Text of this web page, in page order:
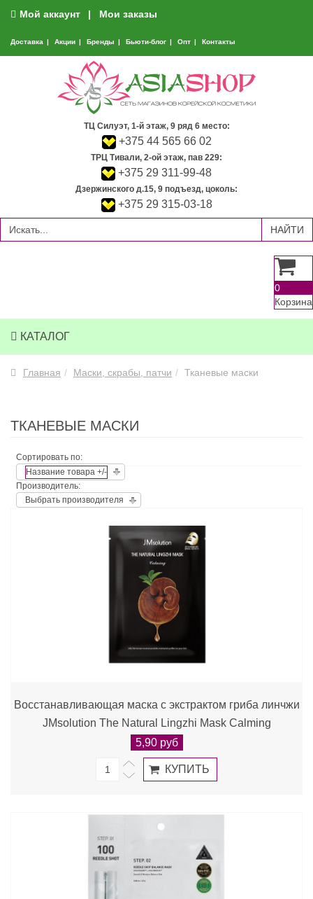
Мой аккаунт Мои заказы
Доставка Акции Бренды Бьюти-блог Опт Контакты
ТЦ Силуэт, 1-й этаж, 9 ряд 6 место:
+375 44 565 66 02
ТРЦ Тивали, 2-ой этаж, пав 229:
+375 29 311-99-48
Дзержинского д.15, 9 подъезд, цоколь:
+375 29 315-03-18
0
Корзина
КАТАЛОГ
Главная Маски, скрабы, патчи Тканевые маски
ТКАНЕВЫЕ МАСКИ
Сортировать по:
Название товара +/-
Производитель:
Выбрать производителя
Восстанавливающая маска с экстрактом гриба линчжи
JMsolution The Natural Lingzhi Mask Calming
5,90 руб